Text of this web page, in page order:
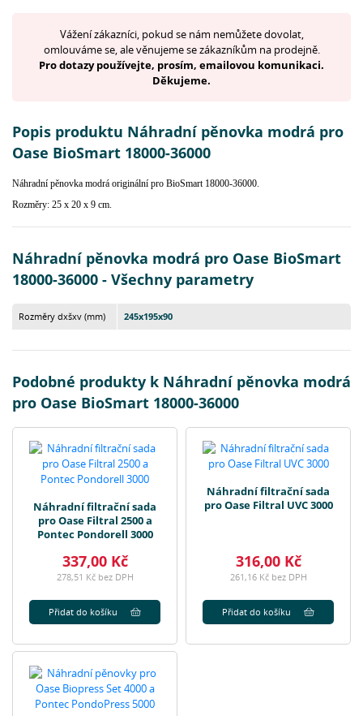
Vážení zákazníci, pokud se nám nemůžete dovolat,
omlouváme se, ale věnujeme se zákazníkům na prodejně.
Pro dotazy používejte, prosím, emailovou komunikaci.
Děkujeme.
Popis produktu Náhradní pěnovka modrá pro
Oase BioSmart 18000-36000
Náhradní pěnovka modrá originální pro BioSmart 18000-36000.
Rozměry: 25 x 20 x 9 cm.
Náhradní pěnovka modrá pro Oase BioSmart
18000-36000 - Všechny parametry
Rozměry dxšxv (mm) 245x195x90
Podobné produkty k Náhradní pěnovka modrá
pro Oase BioSmart 18000-36000
Náhradní filtrační sada
pro Oase Filtral 2500 a
Pontec Pondorell 3000
337,00 Kč
278,51 Kč bez DPH
Přidat do košíku
Náhradní filtrační sada
pro Oase Filtral UVC 3000
316,00 Kč
261,16 Kč bez DPH
Přidat do košíku